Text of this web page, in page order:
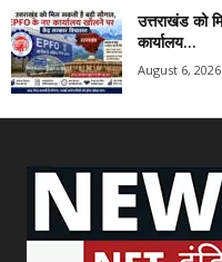
उत्तराखंड को
कार्यालय...
August 6, 2026